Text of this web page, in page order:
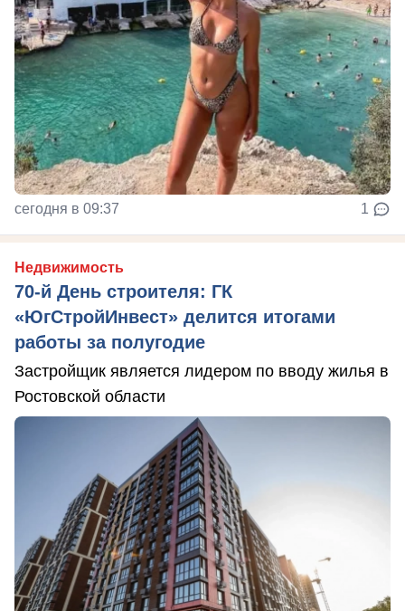
сегодня в 09:37 1
Недвижимость
70-й День строителя: ГК
«ЮгСтройИнвест» делится итогами
работы за полугодие
Застройщик является лидером по вводу жилья в
Ростовской области